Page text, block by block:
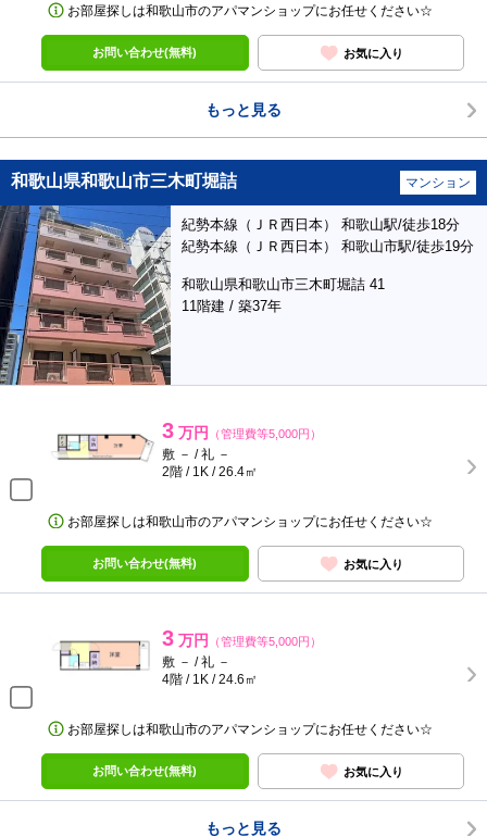
お部屋探しは和歌山市のアパマンショップにお任せください☆
お問い合わせ(無料) お気に入り
もっと見る
和歌山県和歌山市三木町堀詰 マンション
紀勢本線（ＪＲ西日本） 和歌山駅/徒歩18分
紀勢本線（ＪＲ西日本） 和歌山市駅/徒歩19分
和歌山県和歌山市三木町堀詰 41
11階建 / 築37年
3 万円 （管理費等5,000円）
敷 － / 礼 －
2階 / 1K / 26.4㎡
お部屋探しは和歌山市のアパマンショップにお任せください☆
お問い合わせ(無料) お気に入り
3 万円 （管理費等5,000円）
敷 － / 礼 －
4階 / 1K / 24.6㎡
お部屋探しは和歌山市のアパマンショップにお任せください☆
お問い合わせ(無料) お気に入り
もっと見る